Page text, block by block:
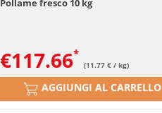
Pollame fresco 10 kg
€117.66 (11.77 € / kg)
AGGIUNGI AL CARRELLO